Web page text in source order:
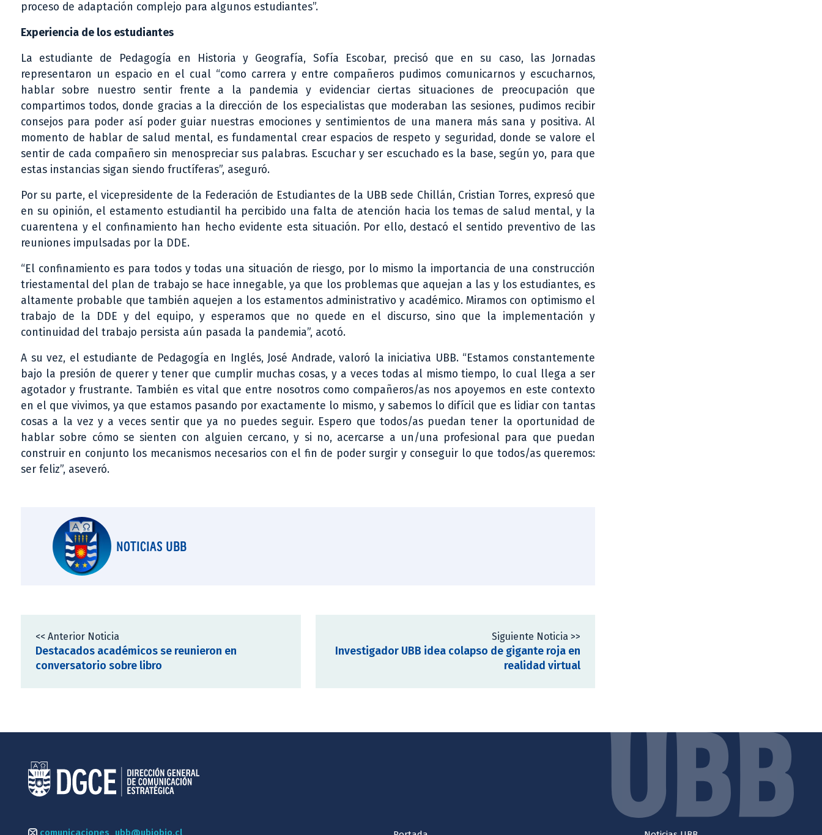
proceso de adaptación complejo para algunos estudiantes”.
Experiencia de los estudiantes
La estudiante de Pedagogía en Historia y Geografía, Sofía Escobar, precisó que en su caso, las Jornadas
representaron un espacio en el cual “como carrera y entre compañeros pudimos comunicarnos y escucharnos,
hablar sobre nuestro sentir frente a la pandemia y evidenciar ciertas situaciones de preocupación que
compartimos todos, donde gracias a la dirección de los especialistas que moderaban las sesiones, pudimos recibir
consejos para poder así poder guiar nuestras emociones y sentimientos de una manera más sana y positiva. Al
momento de hablar de salud mental, es fundamental crear espacios de respeto y seguridad, donde se valore el
sentir de cada compañero sin menospreciar sus palabras. Escuchar y ser escuchado es la base, según yo, para que
estas instancias sigan siendo fructíferas”, aseguró.
Por su parte, el vicepresidente de la Federación de Estudiantes de la UBB sede Chillán, Cristian Torres, expresó que
en su opinión, el estamento estudiantil ha percibido una falta de atención hacia los temas de salud mental, y la
cuarentena y el confinamiento han hecho evidente esta situación. Por ello, destacó el sentido preventivo de las
reuniones impulsadas por la DDE.
“El confinamiento es para todos y todas una situación de riesgo, por lo mismo la importancia de una construcción
triestamental del plan de trabajo se hace innegable, ya que los problemas que aquejan a las y los estudiantes, es
altamente probable que también aquejen a los estamentos administrativo y académico. Miramos con optimismo el
trabajo de la DDE y del equipo, y esperamos que no quede en el discurso, sino que la implementación y
continuidad del trabajo persista aún pasada la pandemia”, acotó.
A su vez, el estudiante de Pedagogía en Inglés, José Andrade, valoró la iniciativa UBB. “Estamos constantemente
bajo la presión de querer y tener que cumplir muchas cosas, y a veces todas al mismo tiempo, lo cual llega a ser
agotador y frustrante. También es vital que entre nosotros como compañeros/as nos apoyemos en este contexto
en el que vivimos, ya que estamos pasando por exactamente lo mismo, y sabemos lo difícil que es lidiar con tantas
cosas a la vez y a veces sentir que ya no puedes seguir. Espero que todos/as puedan tener la oportunidad de
hablar sobre cómo se sienten con alguien cercano, y si no, acercarse a un/una profesional para que puedan
construir en conjunto los mecanismos necesarios con el fin de poder surgir y conseguir lo que todos/as queremos:
ser feliz”, aseveró.
NOTICIAS UBB
<< Anterior Noticia
Destacados académicos se reunieron en
conversatorio sobre libro
Siguiente Noticia >>
Investigador UBB idea colapso de gigante roja en
realidad virtual
comunicaciones_ubb@ubiobio.cl